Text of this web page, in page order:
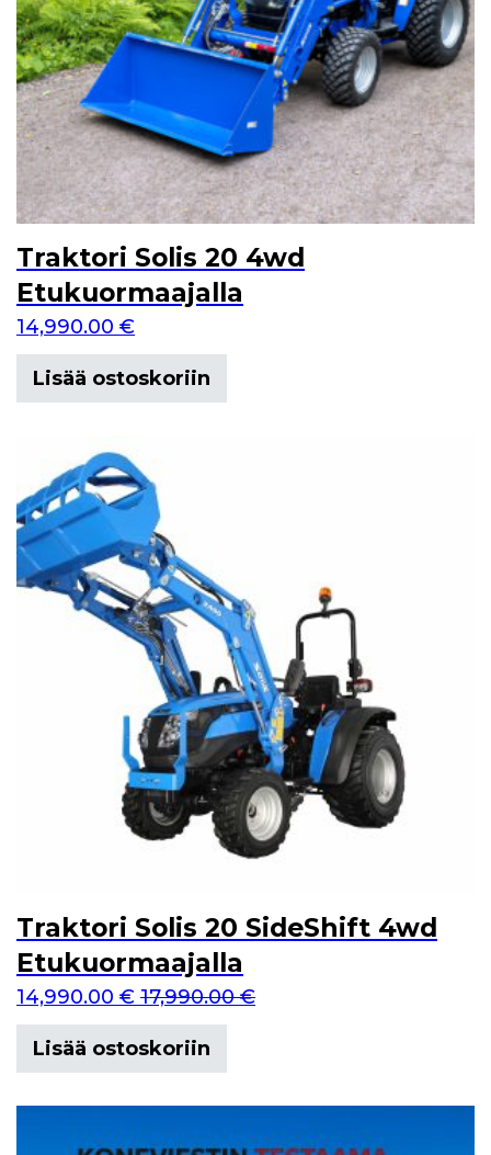
Traktori Solis 20 4wd
Etukuormaajalla
14,990.00 €
Lisää ostoskoriin
Traktori Solis 20 SideShift 4wd
Etukuormaajalla
14,990.00 € 17,990.00€
Lisää ostoskoriin